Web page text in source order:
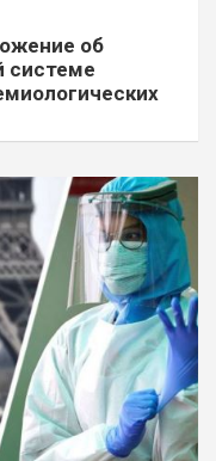
об
системе